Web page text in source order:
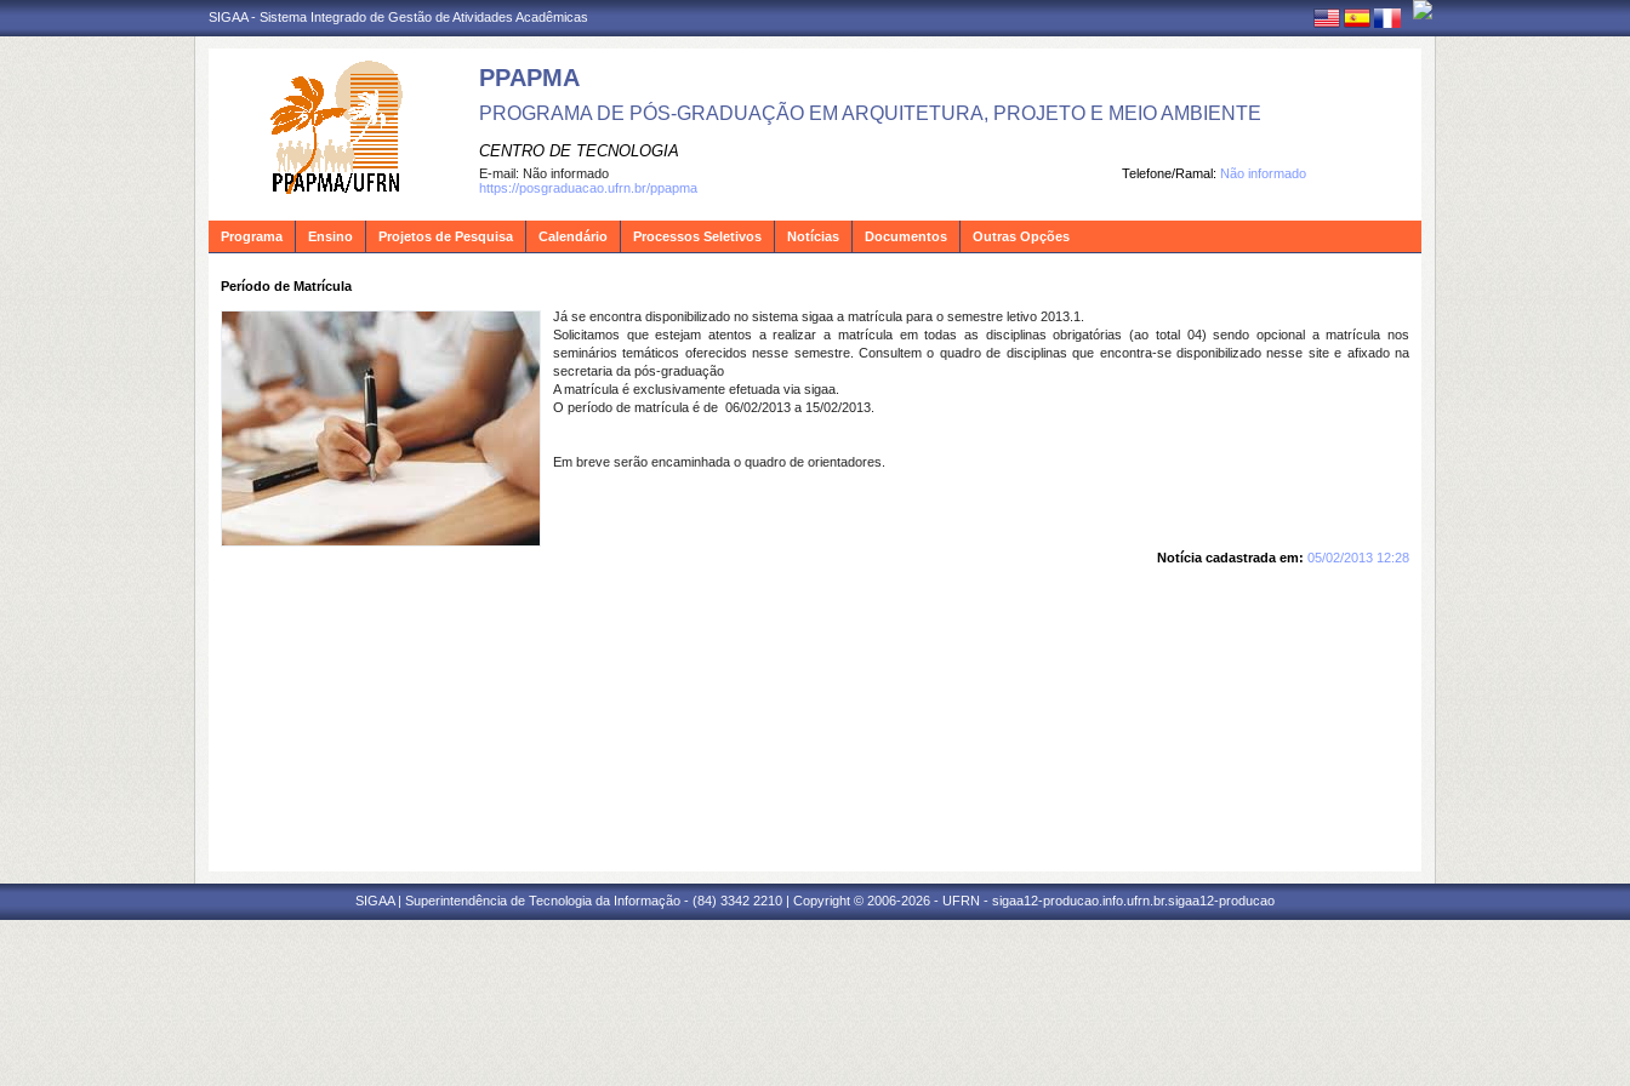
SIGAA - Sistema Integrado de Gestão de Atividades Acadêmicas
PPAPMA
PROGRAMA DE PÓS-GRADUAÇÃO EM ARQUITETURA, PROJETO E MEIO AMBIENTE
CENTRO DE TECNOLOGIA
Telefone/Ramal: Não informado
E-mail: Não informado
https://posgraduacao.ufrn.br/ppapma
Programa Ensino Projetos de Pesquisa Calendário Processos Seletivos Notícias Documentos Outras Opções
Período de Matrícula
Já se encontra disponibilizado no sistema sigaa a matrícula para o semestre letivo 2013.1.
Solicitamos que estejam atentos a realizar a matrícula em todas as disciplinas obrigatórias (ao total 04) sendo opcional a matrícula nos
seminários temáticos oferecidos nesse semestre. Consultem o quadro de disciplinas que encontra-se disponibilizado nesse site e afixado na
secretaria da pós-graduação
A matrícula é exclusivamente efetuada via sigaa.
O período de matrícula é de 06/02/2013 a 15/02/2013.
Em breve serão encaminhada o quadro de orientadores.
Notícia cadastrada em: 05/02/2013 12:28
SIGAA | Superintendência de Tecnologia da Informação - (84) 3342 2210 | Copyright © 2006-2026 - UFRN - sigaa12-producao.info.ufrn.br.sigaa12-producao